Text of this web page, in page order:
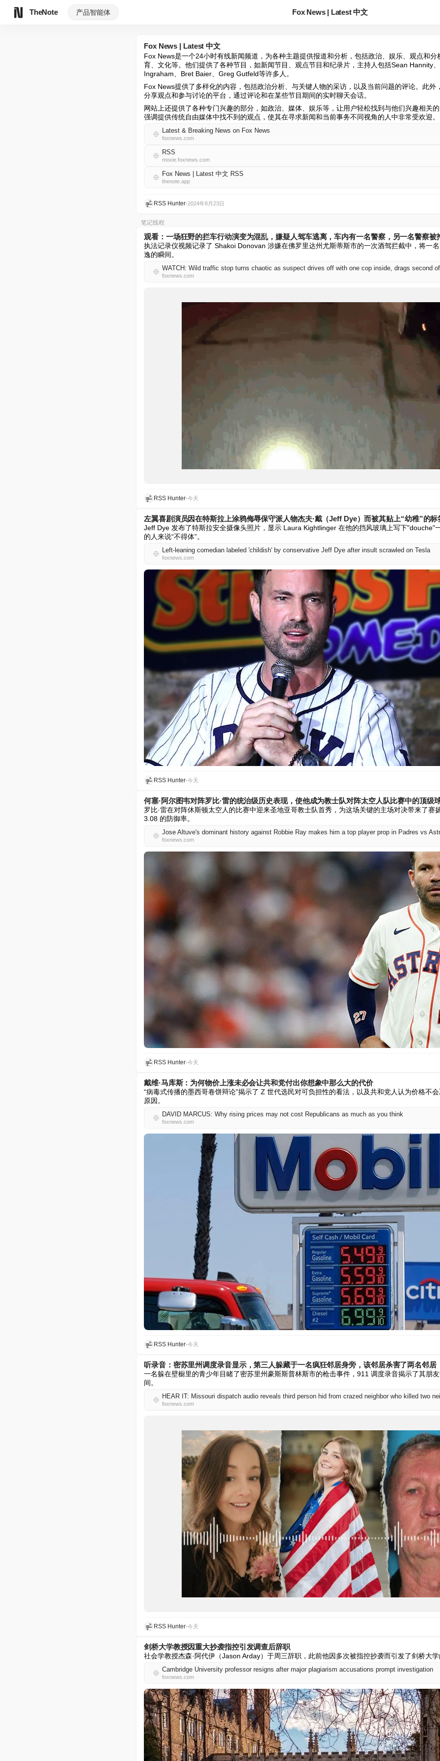
TheNote 产品智能体 Fox News | Latest 中文
Fox News | Latest 中文
Fox News是一个24小时有线新闻频道，为各种主题提供报道和分析，包括政治、娱乐、观点和
育、文化等。他们提供了各种节目，如新闻节目、观点节目和纪录片，主持人包括Sean Hannity
Ingraham、Bret Baier、Greg Gutfeld等许多人。
Fox News提供了多样化的内容，包括政治分析、与关键人物的采访，以及当前问题的评论。此外
分享观点和参与讨论的平台，通过评论和在某些节目期间的实时聊天会话。
网站上还提供了各种专门兴趣的部分，如政治、媒体、娱乐等，让用户轻松找到与他们兴趣相关
强调提供传统自由媒体中找不到的观点，使其在寻求新闻和当前事务不同视角的人中非常受欢迎。
Latest & Breaking News on Fox News
foxnews.com
RSS
moxie.foxnews.com
Fox News | Latest 中文 RSS
thenote.app
RSS Hunter•2024年8月23日
笔记线程
观看：一场狂野的拦车行动演变为混乱，嫌疑人驾车逃离，车内有一名警察，另一名警察被
执法记录仪视频记录了 Shakoi Donovan 涉嫌在佛罗里达州尤斯蒂斯市的一次酒驾拦截中，将一
逸的瞬间。
WATCH: Wild traffic stop turns chaotic as suspect drives off with one cop inside, drags second
foxnews.com
RSS Hunter•今天
左翼喜剧演员因在特斯拉上涂鸦侮辱保守派人物杰夫·戴（Jeff Dye）而被其贴上“幼稚”的标
Jeff Dye 发布了特斯拉安全摄像头照片，显示 Laura Kightlinger 在他的挡风玻璃上写下"douche"
的人来说“不得体”。
Left-leaning comedian labeled 'childish' by conservative Jeff Dye after insult scrawled on Tesla
foxnews.com
RSS Hunter•今天
何塞·阿尔图韦对阵罗比·雷的统治级历史表现，使他成为教士队对阵太空人队比赛中的顶级
罗比·雷在对阵休斯顿太空人的比赛中迎来圣地亚哥教士队首秀，为这场关键的主场对决带来了赛
3.08 的防御率。
Jose Altuve's dominant history against Robbie Ray makes him a top player prop in Padres vs
foxnews.com
RSS Hunter•今天
戴维·马库斯：为何物价上涨未必会让共和党付出你想象中那么大的代价
“病毒式传播的墨西哥卷饼辩论”揭示了 Z 世代选民对可负担性的看法，以及共和党人认为价格不
原因。
DAVID MARCUS: Why rising prices may not cost Republicans as much as you think
foxnews.com
RSS Hunter•今天
听录音：密苏里州调度录音显示，第三人躲藏于一名疯狂邻居身旁，该邻居杀害了两名邻居
一名躲在壁橱里的青少年目睹了密苏里州豪斯斯普林斯市的枪击事件，911 调度录音揭示了其朋
间。
HEAR IT: Missouri dispatch audio reveals third person hid from crazed neighbor who killed two
foxnews.com
RSS Hunter•今天
剑桥大学教授因重大抄袭指控引发调查后辞职
社会学教授杰森·阿代伊（Jason Arday）于周三辞职，此前他因多次被指控抄袭而引发了剑桥大
Cambridge University professor resigns after major plagiarism accusations prompt investigation
foxnews.com